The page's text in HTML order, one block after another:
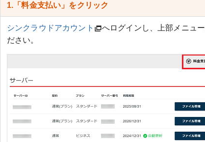
1.「料金支払い」をクリック
シンクラウドアカウント
へログインし、上部メニュ
ださい。